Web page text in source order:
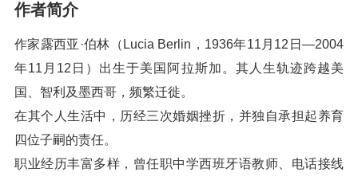
作者简介
作家露西亚·伯林（Lucia Berlin，1936年11月12日—2004
年11月12日）出生于美国阿拉斯加。其人生轨迹跨越美
国、智利及墨西哥，频繁迁徙。
在其个人生活中，历经三次婚姻挫折，并独自承担起养育
四位子嗣的责任。
职业经历丰富多样，曾任职中学西班牙语教师、电话接线